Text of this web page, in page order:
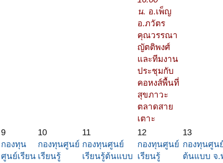
น. อ.เพ็ญ
อ.ภวัตร
คุณวรรณา
ญัตติพงศ์
และทีมงาน
ประชุมกับ
คอหงส์พื้นที่
สุขภาวะ
ตลาดสาย
เตาะ
9
กองทุน
ศูนย์เรียน
10
กองทุนศูนย์
เรียนรู้
11
กองทุนศูนย์
เรียนรู้ต้นแบบ
12
กองทุนศูนย์
เรียนรู้
13
กองทุนศูน
ต้นแบบ จ.